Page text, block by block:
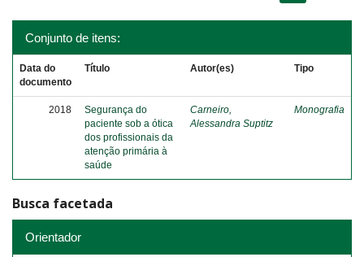
Conjunto de itens:
Data do
documento
Título Autor(es) Tipo
2018
Segurança do
paciente sob a ótica
dos profissionais da
atenção primária à
saúde
Carneiro,
Alessandra Suptitz
Monografia
Busca facetada
Orientador